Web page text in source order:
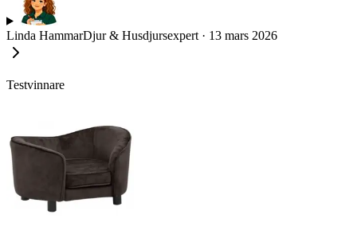
Linda HammarDjur & Husdjursexpert · 13 mars 2026
Testvinnare